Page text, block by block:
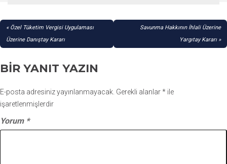
YAZI
GEZINMESI
Özel Tüketim Vergisi Uygulaması
Üzerine Danıştay Kararı
Savunma Hakkının İhlali Üzerine
Yargıtay Kararı
BIR YANIT YAZIN
E-posta adresiniz yayınlanmayacak. Gerekli alanlar* ile
işaretlenmişlerdir
Yorum *